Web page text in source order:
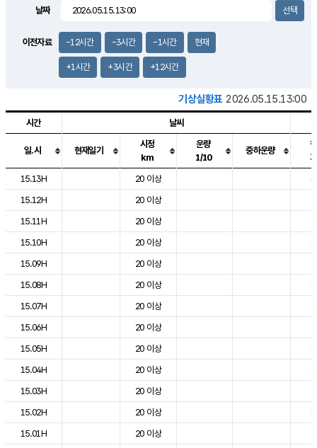
3.6m/s
날짜
이전자료 -12시간 -3시간 -1시간 현재
+1시간 +3시간 +12시간
기상실황표 2026.05.15.13:00
도시별 기상실황표로 지점, 날씨, 기온, 강수, 바람, 기압등을 안내한 표입
시간 날씨
일.시 현재일기
시정
km
운량
1/10
중하운량
15.13H
20 이상
15.12H
20 이상
15.11H
20 이상
15.10H
20 이상
15.09H
20 이상
15.08H
20 이상
15.07H
20 이상
15.06H
20 이상
15.05H
20 이상
15.04H
20 이상
15.03H
20 이상
15.02H
20 이상
15.01H
20 이상